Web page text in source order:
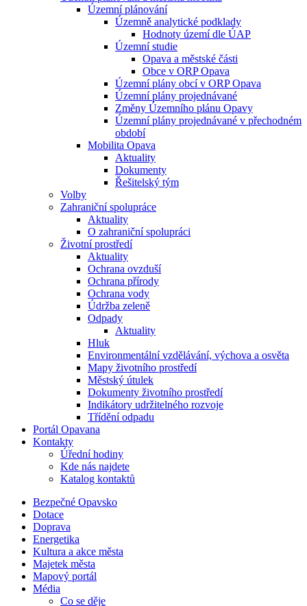
Územní plánování
Územně analytické podklady
Hodnoty území dle ÚAP
Územní studie
Opava a městské části
Obce v ORP Opava
Územní plány obcí v ORP Opava
Územní plány projednávané
Změny Územního plánu Opavy
Územní plány projednávané v přechodném
období
Mobilita Opava
Aktuality
Dokumenty
Řešitelský tým
Volby
Zahraniční spolupráce
Aktuality
O zahraniční spolupráci
Životní prostředí
Aktuality
Ochrana ovzduší
Ochrana přírody
Ochrana vody
Údržba zeleně
Odpady
Aktuality
Hluk
Environmentální vzdělávání, výchova a osvěta
Mapy životního prostředí
Městský útulek
Dokumenty životního prostředí
Indikátory udržitelného rozvoje
Třídění odpadu
Portál Opavana
Kontakty
Úřední hodiny
Kde nás najdete
Katalog kontaktů
Bezpečné Opavsko
Dotace
Doprava
Energetika
Kultura a akce města
Majetek města
Mapový portál
Média
Co se děje